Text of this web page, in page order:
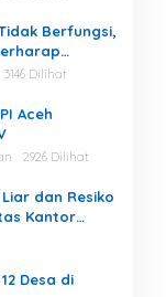
Berfungsi,
3146 Dilihat
Aceh
2926 Dilihat
dan Resiko
Kantor
Desa di